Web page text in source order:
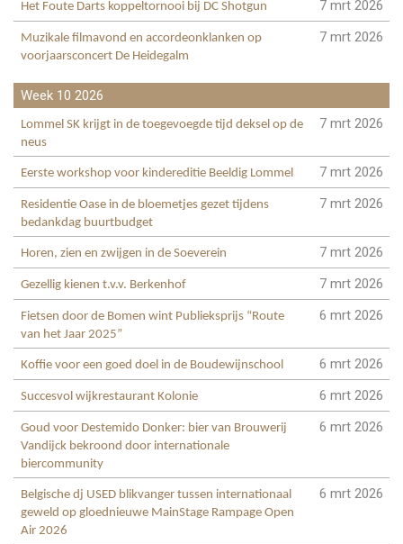
Het Foute Darts koppeltornooi bij DC Shotgun 7 mrt 2026
Muzikale filmavond en accordeonklanken op
voorjaarsconcert De Heidegalm
7 mrt 2026
Week 10 2026
Lommel SK krijgt in de toegevoegde tijd deksel op de
neus
7 mrt 2026
Eerste workshop voor kindereditie Beeldig Lommel 7 mrt 2026
Residentie Oase in de bloemetjes gezet tijdens
bedankdag buurtbudget
7 mrt 2026
Horen, zien en zwijgen in de Soeverein 7 mrt 2026
Gezellig kienen t.v.v. Berkenhof 7 mrt 2026
Fietsen door de Bomen wint Publieksprijs “Route
van het Jaar 2025”
6 mrt 2026
Koffie voor een goed doel in de Boudewijnschool 6 mrt 2026
Succesvol wijkrestaurant Kolonie 6 mrt 2026
Goud voor Destemido Donker: bier van Brouwerij
Vandijck bekroond door internationale
biercommunity
6 mrt 2026
Belgische dj USED blikvanger tussen internationaal
geweld op gloednieuwe MainStage Rampage Open
Air 2026
6 mrt 2026